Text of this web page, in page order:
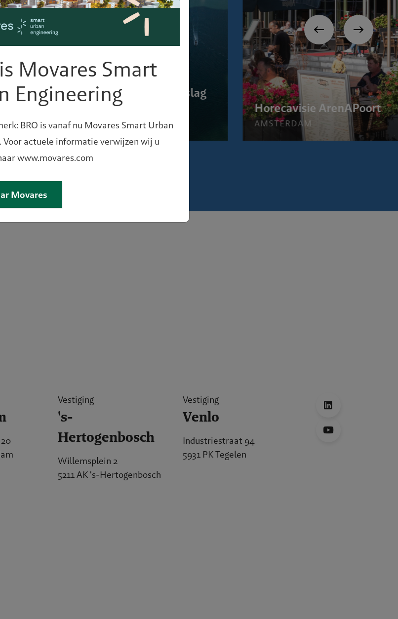
CO2 transport en opslag
onder de Noordzee
ROTTERDAM
Horecavisie ArenAPoort
AMSTERDAM
Vestiging
's-
Hertogenbosch
Willemsplein 2
5211 AK 's-Hertogenbosch
Vestiging
Venlo
Industriestraat 94
5931 PK Tegelen
Movares Smart
Engineering
BRO is vanaf nu Movares Smart Urban
Voor actuele informatie verwijzen wij u
www.movares.com
Movares